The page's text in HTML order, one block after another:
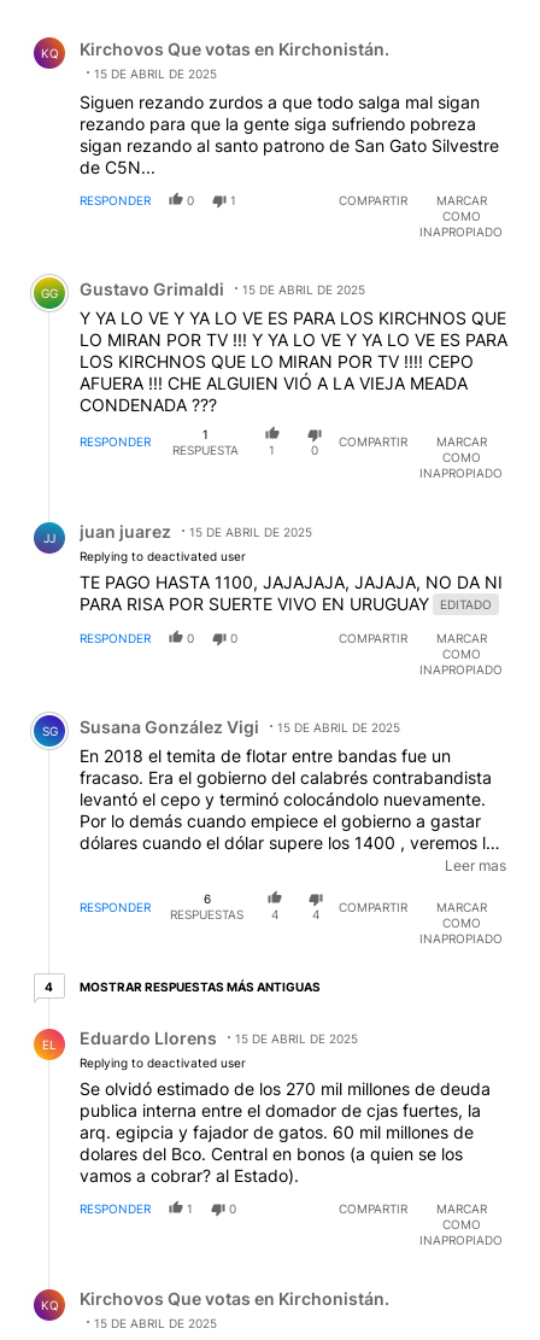
KQ Kirchovos Que votas en Kirchonistán.
15 DE ABRIL DE 2025
Siguen rezando zurdos a que todo salga mal sigan
rezando para que la gente siga sufriendo pobreza
sigan rezando al santo patrono de San Gato Silvestre
de C5N...
RESPONDER 0 1 COMPARTIR
MARCAR
COMO
INAPROPIADO
Comentario de Gustavo Grimaldi.
GG Gustavo Grimaldi 15 DE ABRIL DE 2025
Y YA LO VE Y YA LO VE ES PARA LOS KIRCHNOS QUE
LO MIRAN POR TV !!! Y YA LO VE Y YA LO VE ES PARA
LOS KIRCHNOS QUE LO MIRAN POR TV !!!! CEPO
AFUERA !!! CHE ALGUIEN VIÓ A LA VIEJA MEADA
CONDENADA ???
RESPONDER
1
RESPUESTA
1 0
COMPARTIR
MARCAR
COMO
INAPROPIADO
JJ juan juarez
15 DE ABRIL DE 2025
Replying to deactivated user
TE PAGO HASTA 1100, JAJAJAJA, JAJAJA, NO DA NI
PARA RISA POR SUERTE VIVO EN URUGUAY
EDITADO
RESPONDER 0 0 COMPARTIR
MARCAR
COMO
INAPROPIADO
Comentario de Susana González Vigi.
SG Susana González Vigi 15 DE ABRIL DE 2025
En 2018 el temita de flotar entre bandas fue un
fracaso. Era el gobierno del calabrés contrabandista
levantó el cepo y terminó colocándolo nuevamente.
Por lo demás cuando empiece el gobierno a gastar
dólares cuando el dólar supere los 1400 , veremos la
corrida que se producirá. Un gobierno con rumbo de
colisión. No habrá fotos con funcionarios de Trump
que valga.
Leer mas
RESPONDER
6
RESPUESTAS
4 4
COMPARTIR
MARCAR
COMO
INAPROPIADO
44 respuestas más antiguas
MOSTRAR RESPUESTAS MÁS ANTIGUAS
EL Eduardo Llorens
15 DE ABRIL DE 2025
Replying to deactivated user
Se olvidó estimado de los 270 mil millones de deuda
publica interna entre el domador de cjas fuertes, la
arq. egipcia y fajador de gatos. 60 mil millones de
dolares del Bco. Central en bonos (a quien se los
vamos a cobrar? al Estado).
RESPONDER 1 0 COMPARTIR
MARCAR
COMO
INAPROPIADO
KQ Kirchovos Que votas en Kirchonistán.
15 DE ABRIL DE 2025